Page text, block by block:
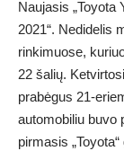
Naujasis „Toyota
2021“. Nedidelis
rinkimuose,
22 šalių.
prabėgus 21-
automobiliu buvo
pirmasis